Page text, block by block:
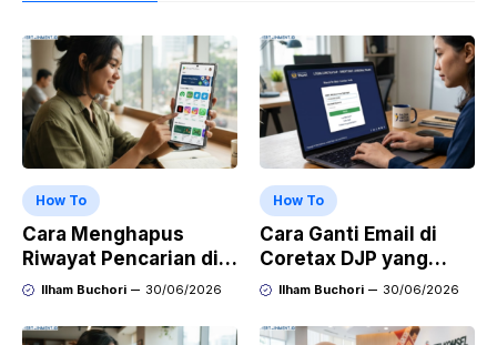
How To
Cara Menghapus
Riwayat Pencarian di
Play Store di HP
OPPO, dan Vivo
Ilham Buchori 30/06/2026
How To
Cara Ganti Email di
Coretax DJP yang
Sudah Tidak Aktif
Ilham Buchori 30/06/2026